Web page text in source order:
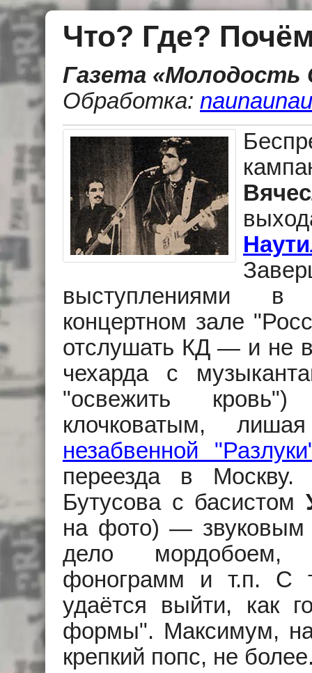
Что? Где?
Газета «Молодость
Обработка:
выступлениями в
концертном зале
отслушать КД — и не
чехарда с
"освежить
клочковатым,
незабвенной
переезда в Москву.
Бутусова с басистом
на фото) — звуковым
дело мордобоем,
фонограмм и т.п. С
удаётся выйти, как
формы". Максимум,
крепкий попс, не